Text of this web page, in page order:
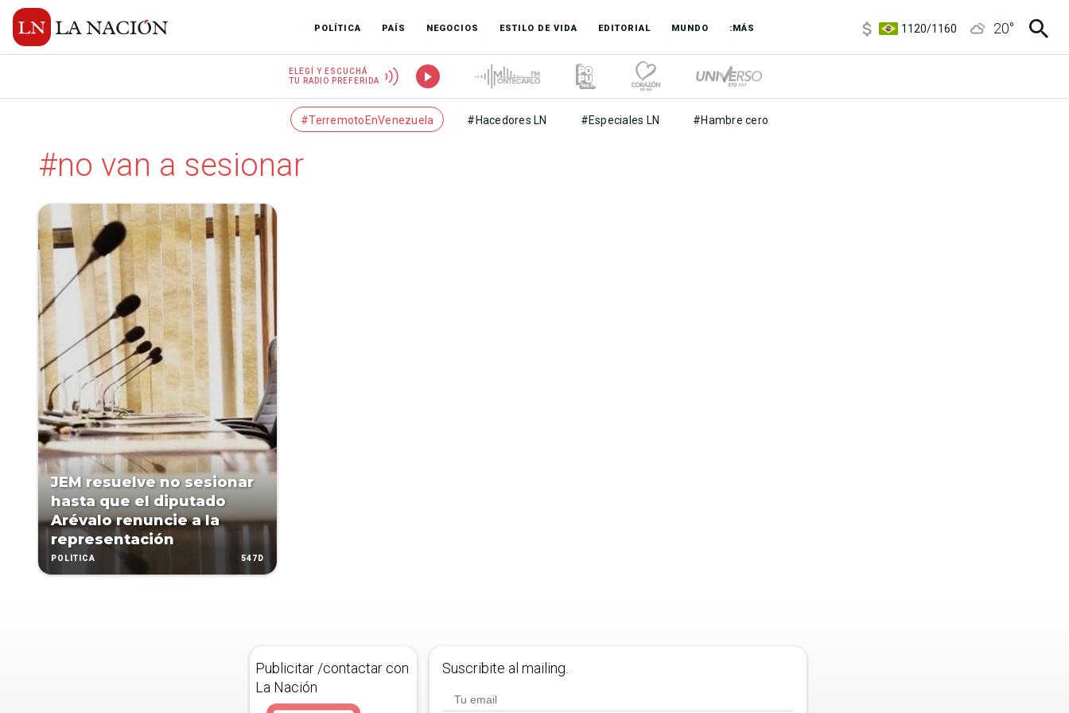
POLÍTICA PAÍS NEGOCIOS ESTILO DE VIDA EDITORIAL MUNDO :MÁS
1120/1160
20°
ELEGÍ Y ESCUCHÁ
TU RADIO PREFERIDA
#TerremotoEnVenezuela #Hacedores LN #Especiales LN #Hambre cero
#no van a sesionar
JEM resuelve no sesionar
hasta que el diputado
Arévalo renuncie a la
representación
POLÍTICA 547D
Publicitar /contactar con
La Nación
Suscribite al mailing.